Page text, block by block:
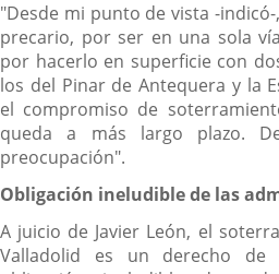
"Desde mi punto de vista -
precario, por ser en una sola
por hacerlo en superficie con
los del Pinar de Antequera y la
el compromiso de
queda a más largo plazo.
preocupación".
Obligación ineludible de las
A juicio de Javier León, el
Valladolid es un derecho de